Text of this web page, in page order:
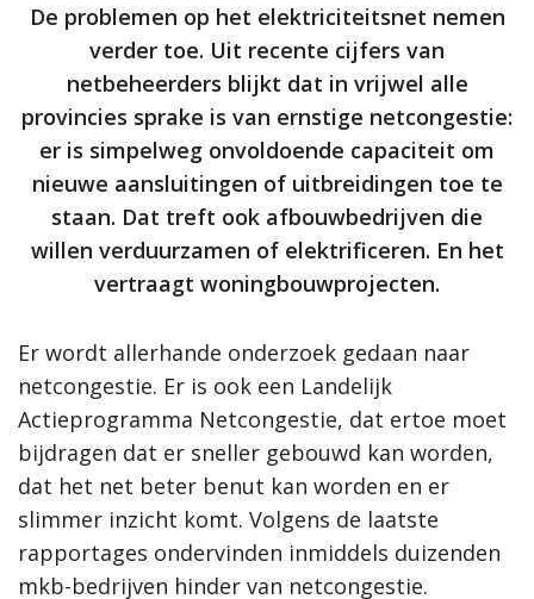
De problemen op het elektriciteitsnet nemen
verder toe. Uit recente cijfers van
netbeheerders blijkt dat in vrijwel alle
provincies sprake is van ernstige netcongestie:
er is simpelweg onvoldoende capaciteit om
nieuwe aansluitingen of uitbreidingen toe te
staan. Dat treft ook afbouwbedrijven die
willen verduurzamen of elektrificeren. En het
vertraagt woningbouwprojecten.
Er wordt allerhande onderzoek gedaan naar
netcongestie. Er is ook een Landelijk
Actieprogramma Netcongestie, dat ertoe moet
bijdragen dat er sneller gebouwd kan worden,
dat het net beter benut kan worden en er
slimmer inzicht komt. Volgens de laatste
rapportages ondervinden inmiddels duizenden
mkb-bedrijven hinder van netcongestie.